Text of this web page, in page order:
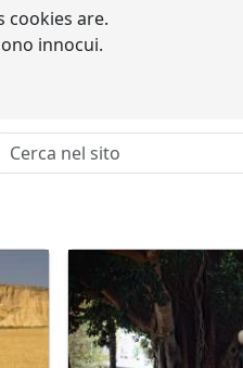
cookies are.
innocui.